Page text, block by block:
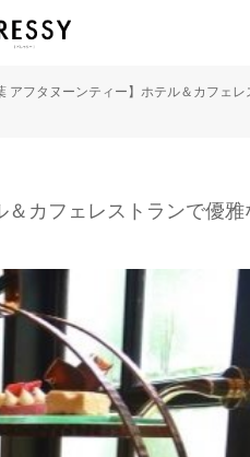
アフタヌーンティー】ホテル＆カフェ
＆カフェレストランで優雅